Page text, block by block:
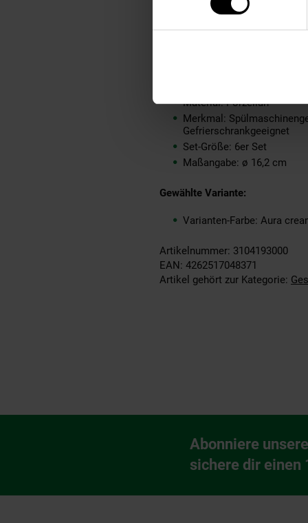
GPSR PLZ & Ort: 92637
Material: Porzellan
Merkmal:
Gefrierschrankgeeignet
Set-Größe: 6er Set
Maßangabe: ø 16,2 cm
Gewählte Variante:
Varianten-Farbe: Aura
Artikelnummer: 3104193000
EAN: 4262517048371
Artikel gehört zur Kategorie:
Newsletter
Abonniere
sichere dir einen